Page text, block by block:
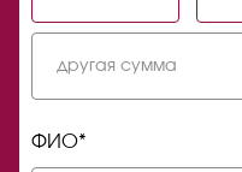
ФИО*